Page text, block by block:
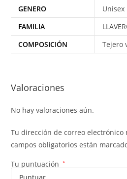
GENERO
Unisex
FAMILIA
COMPOSICIÓN
Tejero
Valoraciones
No hay valoraciones aún.
Tu dirección de correo electrónico
campos obligatorios están
Tu puntuación *